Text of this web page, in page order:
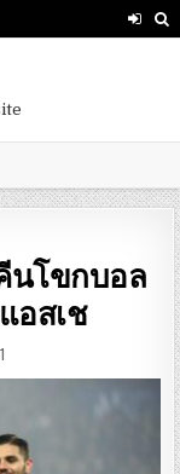
นโขกบอล
อสเช